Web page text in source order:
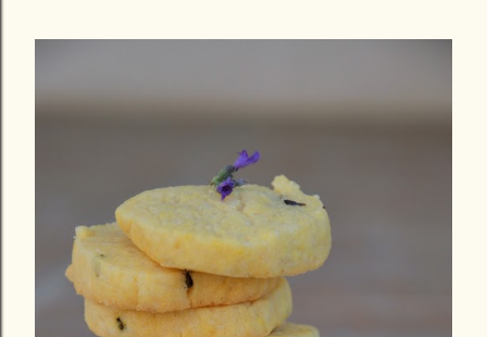
j
e
s